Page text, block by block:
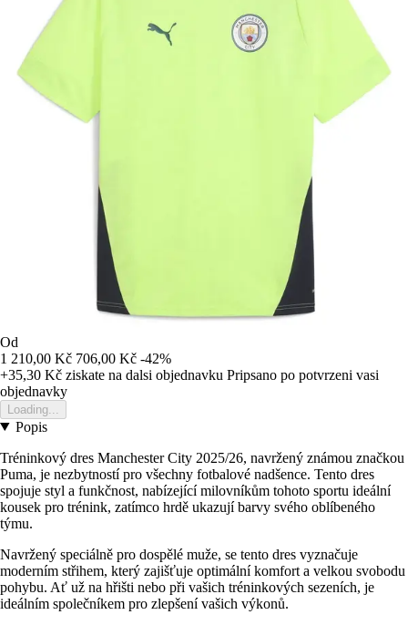
Od
1 210,00 Kč 706,00 Kč -42%
+35,30 Kč ziskate na dalsi objednavku Pripsano po potvrzeni vasi
objednavky
Loading...
Popis
Tréninkový dres Manchester City 2025/26, navržený známou značkou
Puma, je nezbytností pro všechny fotbalové nadšence. Tento dres
spojuje styl a funkčnost, nabízející milovníkům tohoto sportu ideální
kousek pro trénink, zatímco hrdě ukazují barvy svého oblíbeného
týmu.
Navržený speciálně pro dospělé muže, se tento dres vyznačuje
moderním střihem, který zajišťuje optimální komfort a velkou svobodu
pohybu. Ať už na hřišti nebo při vašich tréninkových sezeních, je
ideálním společníkem pro zlepšení vašich výkonů.